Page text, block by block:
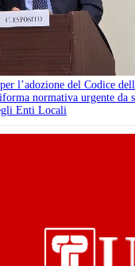
l’adozione del Codice
normativa urgente da
Enti Locali